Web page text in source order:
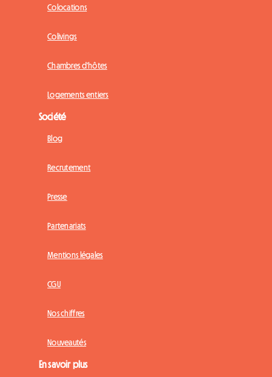
Colocations
Colivings
Chambres d'hôtes
Logements entiers
Société
Blog
Recrutement
Presse
Partenariats
Mentions légales
CGU
Nos chiffres
Nouveautés
En savoir plus